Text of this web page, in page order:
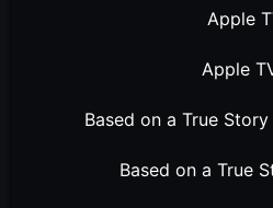
Apple
Apple
Based on a True Story
Based on a True